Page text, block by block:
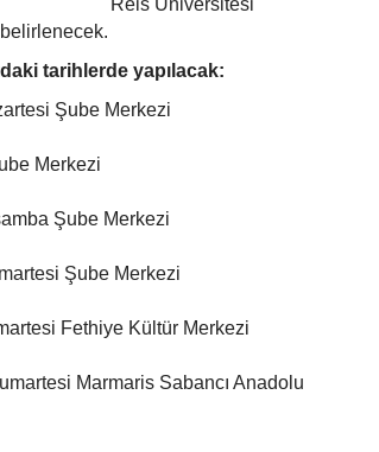
Reis Üniversitesi
tarihlerde yapılacak:
Şube Merkezi
Merkezi
Şube Merkezi
Şube Merkezi
Fethiye Kültür Merkezi
Marmaris Sabancı Anadolu